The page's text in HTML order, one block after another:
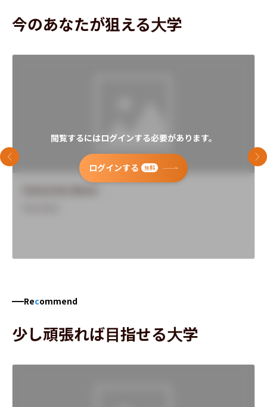
今のあなたが狙える大学
閲覧するにはログインする必要があります。
ログインする 無料
前のスライド 次
Recommend
少し頑張れば目指せる大学